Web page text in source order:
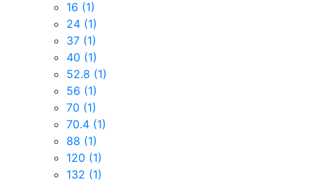
16 (1)
24 (1)
37 (1)
40 (1)
52.8 (1)
56 (1)
70 (1)
70.4 (1)
88 (1)
120 (1)
132 (1)